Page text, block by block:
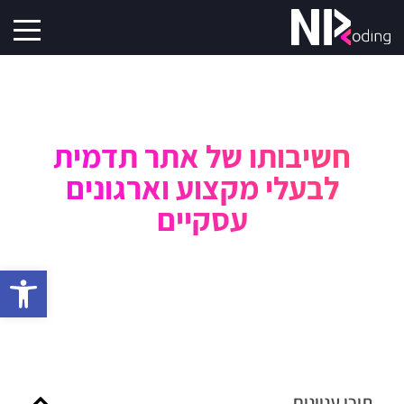
פתח
חשיבותו של אתר תדמית
לבעלי מקצוע וארגונים
עסקיים